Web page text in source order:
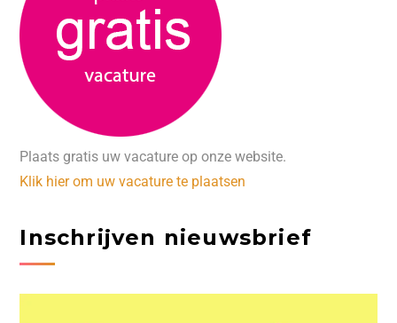
Plaats gratis uw vacature op onze website.
Klik hier om uw vacature te plaatsen
Inschrijven nieuwsbrief